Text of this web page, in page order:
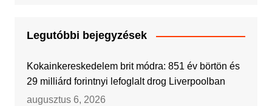
Legutóbbi bejegyzések
Kokainkereskedelem brit módra: 851 év börtön és
29 milliárd forintnyi lefoglalt drog Liverpoolban
augusztus 6, 2026